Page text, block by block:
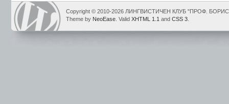
Copyright © 2010-2026 ЛИНГВИСТИЧЕН КЛУБ "ПРОФ.
Theme by NeoEase . Valid XHTML 1.1 and CSS 3